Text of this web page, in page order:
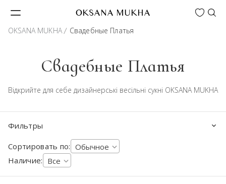
OKSANA MUKHA Wishlist
OKSANA MUKHA Свадебные Платья
Свадебные Платья
Відкрийте для себе дизайнерські весільні сукні OKSANA MUKHA
Фильтры
Сортировать по: Обычное
Наличие: Все